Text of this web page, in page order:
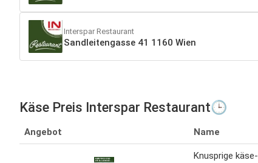
Interspar Restaurant
Sandleitengasse 41 1160 Wien
Käse Preis Interspar Restaurant🕒
Angebot Name
Knusprige käse-